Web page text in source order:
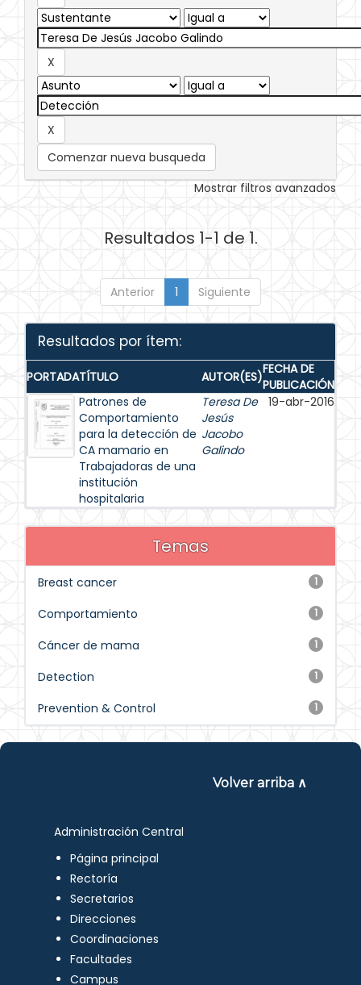
Comenzar nueva busqueda
Mostrar filtros avanzados
Resultados 1-1 de 1.
Anterior 1 Siguiente
Resultados por ítem:
PORTADATÍTULO AUTOR(ES)FECHA DE
PUBLICACIÓN
Patrones de
Comportamiento
para la detección de
CA mamario en
Trabajadoras de una
institución
hospitalaria
Teresa De
Jesús
Jacobo
Galindo
19-abr-2016
Temas
1
Breast cancer
1
Comportamiento
1
Cáncer de mama
1
Detection
1
Prevention & Control
Volver arriba ∧
Administración Central
Página principal
Rectoría
Secretarios
Direcciones
Coordinaciones
Facultades
Campus